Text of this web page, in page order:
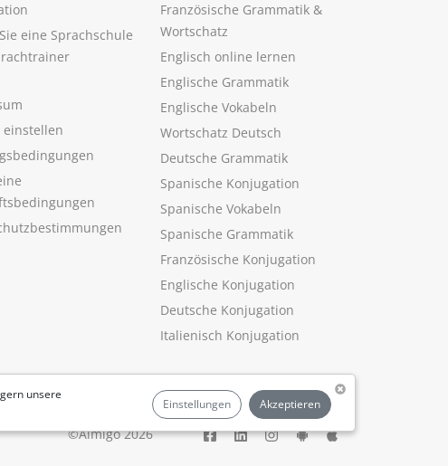
unsere
Einstellungen Akzeptieren
eine Sprachschule
einstellen
Französische Grammatik &
Wortschatz
Englisch online lernen
Englische Grammatik
Englische Vokabeln
Wortschatz Deutsch
Deutsche Grammatik
Spanische Konjugation
Spanische Vokabeln
Spanische Grammatik
Französische Konjugation
Englische Konjugation
Deutsche Konjugation
Italienisch Konjugation
©Aimigo 2026